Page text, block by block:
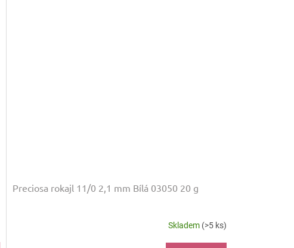
Preciosa rokajl 11/0 2,1 mm Bílá 03050 20 g
Skladem (>5 ks)